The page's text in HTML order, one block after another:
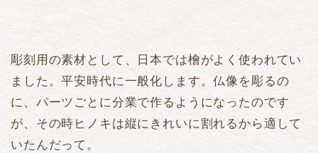
彫刻用の素材として、日本では檜がよく使われてい
ました。平安時代に一般化します。仏像を彫るの
に、パーツごとに分業で作るようになったのです
が、その時ヒノキは縦にきれいに割れるから適して
いたんだって。